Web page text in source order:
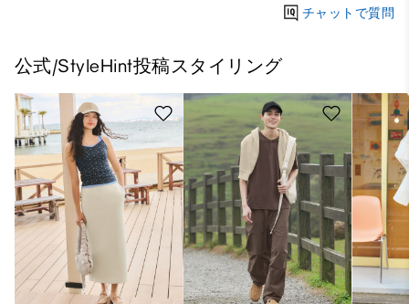
チャットで質問
公式/StyleHint投稿スタイリング